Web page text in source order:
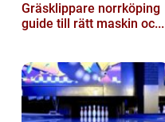
Gräsklippare norrköping
guide till rätt maskin oc...